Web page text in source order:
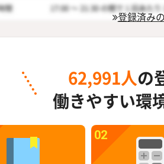
登録済み
62,991人 の
働きやすい環
02